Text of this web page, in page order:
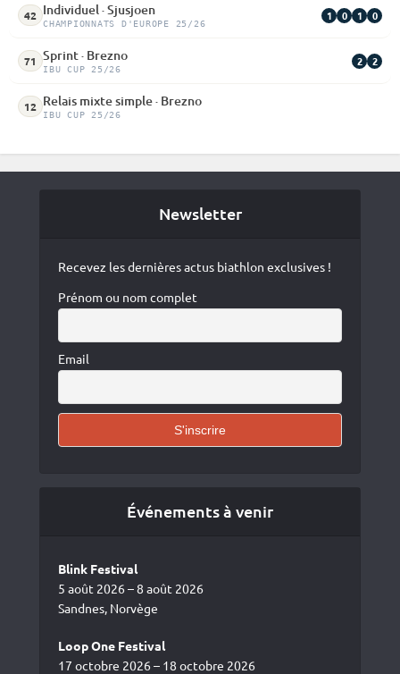
42 Individuel · Sjusjoen
CHAMPIONNATS D'EUROPE 25/26
1 0 1 0
71 Sprint · Brezno
IBU CUP 25/26
2 2
12 Relais mixte simple · Brezno
IBU CUP 25/26
Newsletter
Recevez les dernières actus biathlon exclusives !
Prénom ou nom complet
Email
Événements à venir
Blink Festival
5 août 2026 – 8 août 2026
Sandnes, Norvège
Loop One Festival
17 octobre 2026 – 18 octobre 2026